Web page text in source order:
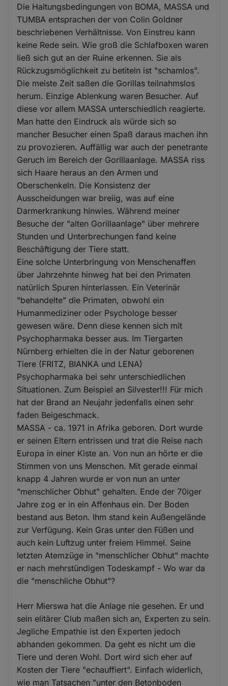
Die Haltungsbedingungen von BOMA, MASSA und
TUMBA entsprachen der von Colin Goldner
beschriebenen Verhältnisse. Von Einstreu kann
keine Rede sein. Wie groß die Schlafboxen waren
ließ sich gut an der Ruine erkennen. Sie als
Rückzugsmöglichkeit zu betiteln ist "schamlos".
Die meiste Zeit saßen die Gorillas teilnahmslos
herum. Einzige Ablenkung waren Besucher. Auf
diese vor allem MASSA unterschiedlich reagierte.
Man hatte den Eindruck als würde sich so
mancher Besucher einen Spaß daraus machen ihn
zu provozieren. Auffällig war auch der penetrante
Geruch im Bereich der Gorillaanlage. MASSA riss
sich Haare heraus an den Armen und
Oberschenkeln. Die Konsistenz der
Ausscheidungen war breiig, was auf eine
Darmerkrankung hinwies. Während meiner
Besuche der "alten Gorillaanlage" über mehrere
Stunden und Unterbrechungen fand keine
Beschäftigung der Tiere statt.
Eine solche Unterbringung von Menschenaffen
über Jahrzehnte hinweg hat bei den Primaten
natürlich Spuren hinterlassen. Ein Veterinär
"behandelte" die Primaten, obwohl ein
Humanmediziner oder Psychologe besser
gewesen wäre. Denn diese kennen sich mit
Psychopharmaka besser aus. Im Tiergarten
Nürnberg erhielten die in der Natur geborenen
Tiere (FRITZ, BIANKA und LENA)
Psychopharmaka bei sehr unterschiedlichen
Situationen. Zum Beispiel an Silvester!!! Für mich
hat der Brand an Neujahr jedenfalls einen sehr
faden Beigeschmack.
MASSA - ca. 1971 in Afrika geboren. Dort wurde
er seinen Eltern entrissen und trat die Reise nach
Europa in einer Kiste an. Von nun an hörte er die
Stimmen von uns Menschen. Mit gerade einmal
knapp 4 Jahren wurde er von nun an unter
"menschlicher Obhut" gehalten. Ende der 70iger
Jahre zog er in ein Affenhaus ein. Der Boden
bestand aus Beton. Ihm stand kein Außengelände
zur Verfügung. Kein Gras unter den Füßen und
auch kein Luftzug unter freiem Himmel. Seine
letzten Atemzüge in "menschlicher Obhut" machte
er nach mehrstündigen Todeskampf - Wo war da
die "menschliche Obhut"?
Herr Mierswa hat die Anlage nie gesehen. Er und
sein elitärer Club maßen sich an, Experten zu sein.
Jegliche Empathie ist den Experten jedoch
abhanden gekommen. Da geht es nicht um die
Tiere und deren Wohl. Dort wird sich eher auf
Kosten der Tiere "echauffiert". Einfach widerlich,
wie man Tatsachen "unter den Betonboden